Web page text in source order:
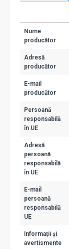
Nume
producător
Adresă
producător
E-mail
producător
Persoană
responsabilă
în UE
Adresă
persoană
responsabilă
în UE
E-mail
persoană
responsabilă
UE
Informații și
avertismente